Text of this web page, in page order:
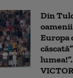
Din
Europa